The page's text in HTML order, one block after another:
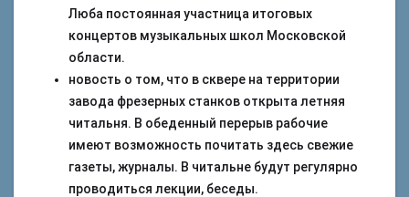
Люба постоянная участница итоговых
концертов музыкальных школ Московской
области.
новость о том, что в сквере на территории
завода фрезерных станков открыта летняя
читальня. В обеденный перерыв рабочие
имеют возможность почитать здесь свежие
газеты, журналы. В читальне будут регулярно
проводиться лекции, беседы.